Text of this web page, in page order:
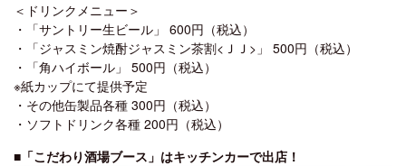
＜ドリンクメニュー＞
・「サントリー生ビール」 600円（税込）
・「ジャスミン焼酎ジャスミン茶割<ＪＪ>」 500円（税込）
・「角ハイボール」 500円（税込）
※紙カップにて提供予定
・その他缶製品各種 300円（税込）
・ソフトドリンク各種 200円（税込）
■「こだわり酒場ブース」はキッチンカーで出店！